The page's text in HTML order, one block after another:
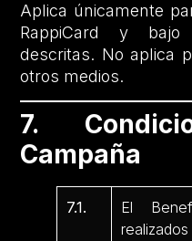
Aplica únicamente
RappiCard y
descritas. No aplica
otros medios.
7.
Campaña
7.1.
El